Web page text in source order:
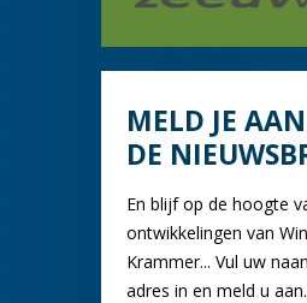
MELD JE
DE
En blijf op de hoogte
ontwikkelingen van
Krammer... Vul uw
adres in en meld u aan.